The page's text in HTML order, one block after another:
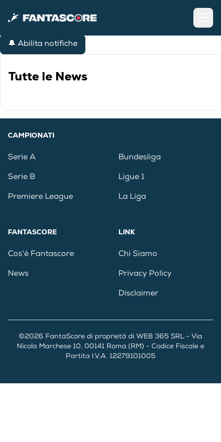
🔔 Abilita notifiche
Tutte le News
CAMPIONATI
Serie A
Serie B
Premiere League
Bundesliga
Ligue 1
La Liga
FANTASCORE
Cos'è Fantascore
News
LINK
Chi Siamo
Privacy Policy
Disclaimer
©2026 FantaScore di proprietà di WEB 365 SRL - Via
Nicola Marchese 10, 00141 Roma (RM) - Codice Fiscale e
Partita I.V.A. 12279101005